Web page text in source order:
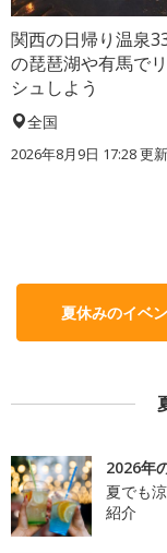
関西の日帰り温泉
の琵琶湖や有馬で
シュしよう
全国
2026年8月9日 17:28更新
夏休みのイベ
2026年
夏でも
紹介